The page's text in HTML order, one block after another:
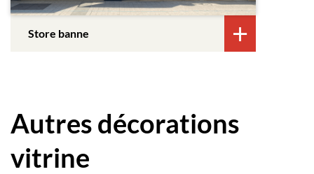
Store banne
Autres décorations
vitrine